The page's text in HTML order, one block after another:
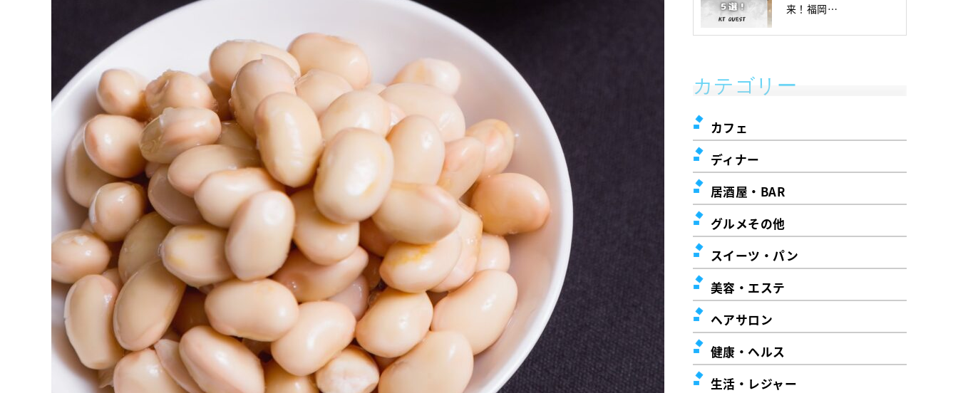
来！福岡…
カテゴリー
カフェ
ディナー
居酒屋・BAR
グルメその他
スイーツ・パン
美容・エステ
ヘアサロン
健康・ヘルス
生活・レジャー